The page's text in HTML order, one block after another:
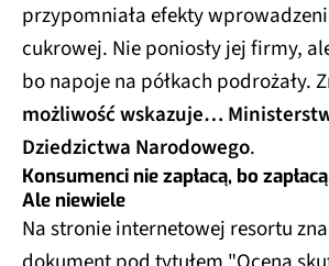
przypomniała efekty
cukrowej. Nie poniosły jej firmy,
bo napoje na półkach podrożały.
możliwość wskazuje…
Dziedzictwa Narodowego.
Konsumenci nie zapłacą, bo
Ale niewiele
Na stronie internetowej resortu